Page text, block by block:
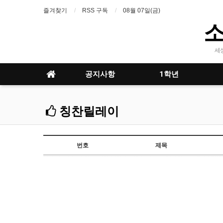
즐겨찾기 RSS 구독 08월 07일(금)
세
공지사항 1학년
칭찬릴레이
번호 제목